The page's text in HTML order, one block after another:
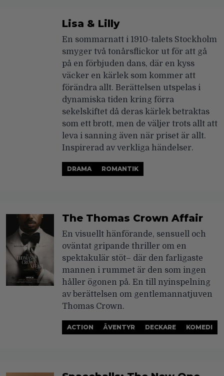
Lisa & Lilly
En sommarnatt i 1910-talets Stockholm
smyger två tonårsflickor ut för att gå
på en förbjuden dans, där en kyss
väcker en kärlek som kommer att
förändra allt. Berättelsen utspelas i
dynamiska tiden kring förra
sekelskiftet då deras kärlek betraktas
som ett brott, men de väljer trots allt att
leva i sanning även när priset är allt.
Inspirerad av verkliga händelser.
DRAMA ROMANTIK
The Thomas Crown Affair
En visuellt hänförande, sensuell och
oväntat gripande thriller om en
spektakulär stöt– där den farligaste
mannen i rummet är den som ingen
håller ögonen på. En till nyinspelning
av berättelsen om gentlemannatjuven
Thomas Crown.
ACTION ÄVENTYR DECKARE KOMEDI